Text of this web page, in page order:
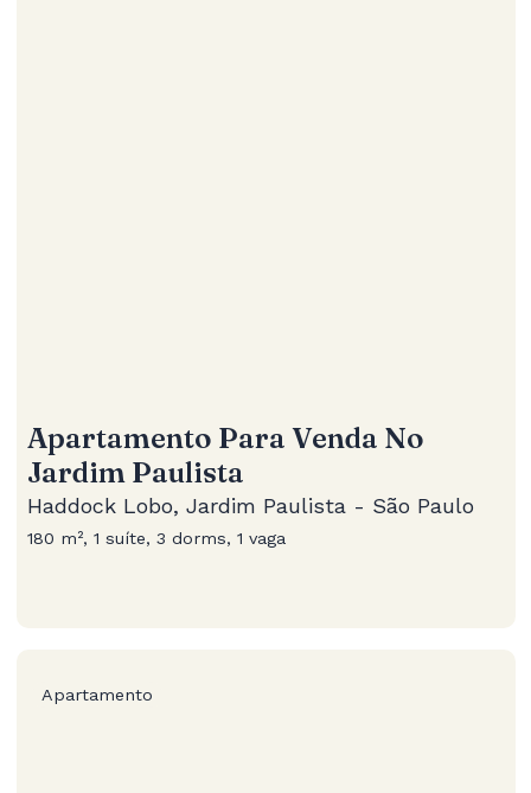
Apartamento Para Venda No
Jardim Paulista
Haddock Lobo, Jardim Paulista - São Paulo
180 m², 1 suíte, 3 dorms, 1 vaga
Apartamento